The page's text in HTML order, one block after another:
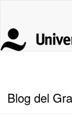
Blog del